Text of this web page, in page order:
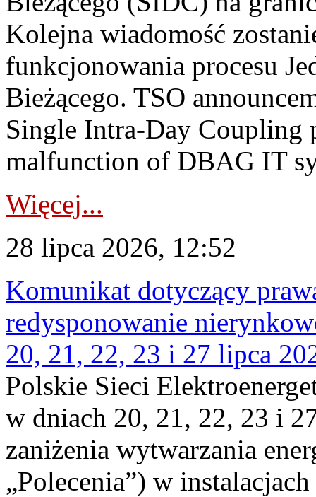
Kolejna wiadomość
funkcjonowania procesu
Bieżącego. TSO
Single Intra-Day Coupling
malfunction of DBAG IT
Więcej...
28 lipca 2026, 12:52
Komunikat dotyczący
redysponowanie
20, 21, 22, 23 i 27 lipca
Polskie Sieci
w dniach 20, 21, 22, 23 i
zaniżenia wytwarzania
„Polecenia”) w